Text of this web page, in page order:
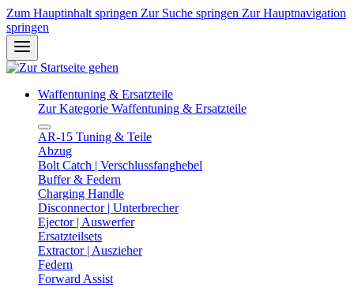
Zum Hauptinhalt springen Zur Suche springen Zur Hauptnavigation
springen
Waffentuning & Ersatzteile
Zur Kategorie Waffentuning & Ersatzteile
AR-15 Tuning & Teile
Abzug
Bolt Catch | Verschlussfanghebel
Buffer & Federn
Charging Handle
Disconnector | Unterbrecher
Ejector | Auswerfer
Ersatzteilsets
Extractor | Auszieher
Federn
Forward Assist